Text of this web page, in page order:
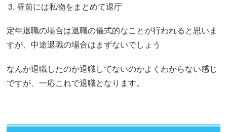
昼前には私物をまとめて退庁
定年退職の場合は退職の儀式的なことが行われると思いま
すが、中途退職の場合はまずないでしょう
なんか退職したのか退職してないのかよくわからない感じ
ですが、一応これで退職となります。